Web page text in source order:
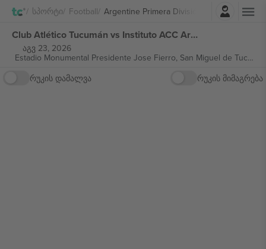
Სპორტი Football Argentine Primera División
შესვლა
Club Atlético Tucumán vs Instituto ACC Argentine Primera División ბილეთი
აგვ 23, 2026
Estadio Monumental Presidente Jose Fierro, San Miguel de Tucumán, Argentina
რუკის დამალვა
რუკის მიმაგრება